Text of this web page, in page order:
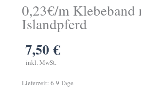
0,23€/m Klebeband
Islandpferd
7,50€
inkl. MwSt.
Lieferzeit: 6-9 Tage